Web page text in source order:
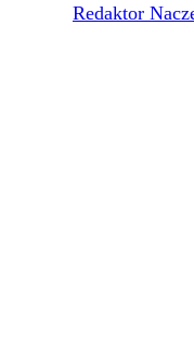
Redaktor